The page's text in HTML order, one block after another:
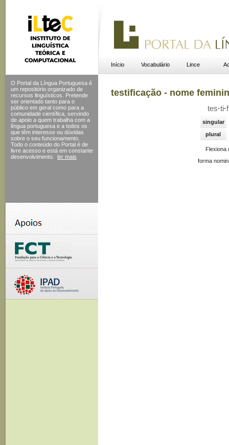
Início Vocabulário Lince
O Portal da Língua Portuguesa é
um repositório organizado de
recursos linguísticos. Pretende
ser orientado tanto para o
público em geral como para a
comunidade científica, servindo
de apoio a quem trabalha com a
língua portuguesa e a todos os
que têm interesse ou dúvidas
sobre o seu funcionamento.
Todo o conteúdo do Portal é de
livre acesso e está em constante
desenvolvimento.
ler mais
testificação - nome
tes·ti·
singular
plural
Flexiona
forma